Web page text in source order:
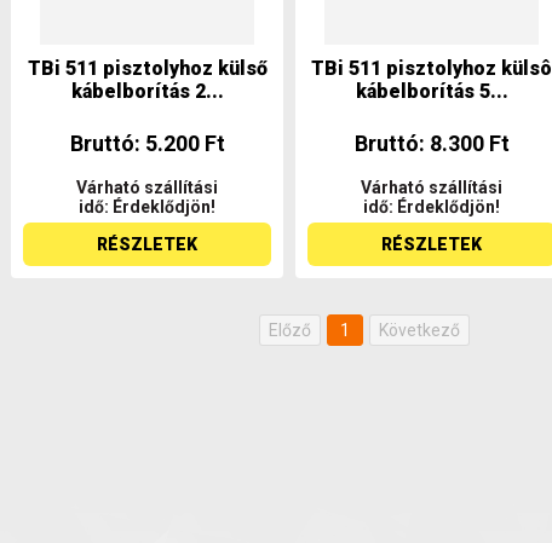
TBi 511 pisztolyhoz külső
kábelborítás 2...
Bruttó: 5.200 Ft
Várható szállítási
idő: Érdeklődjön!
RÉSZLETEK
TBi 511 pisztolyhoz külsô
kábelborítás 5...
Bruttó: 8.300 Ft
Várható szállítási
idő: Érdeklődjön!
RÉSZLETEK
Előző 1 Következő